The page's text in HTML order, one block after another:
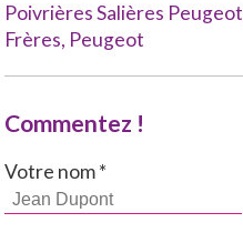
Poivrières Salières Peugeot
Frères, Peugeot
Commentez !
Votre nom *